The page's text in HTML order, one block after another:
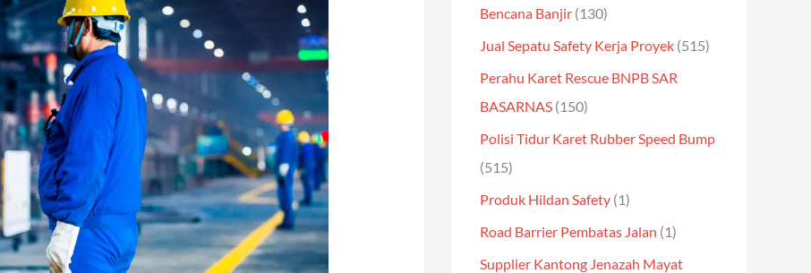
Bencana Banjir (130)
Jual Sepatu Safety Kerja Proyek (515)
Perahu Karet Rescue BNPB SAR
BASARNAS (150)
Polisi Tidur Karet Rubber Speed Bump
(515)
Produk Hildan Safety (1)
Road Barrier Pembatas Jalan (1)
Supplier Kantong Jenazah Mayat